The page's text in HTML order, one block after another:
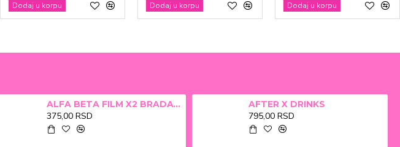
Dodaj u korpu Dodaj u korpu Dodaj u korpu
Dodaj u korpu Dodaj u korpu Dodaj u korpu
ALFA BETA FILM X2 BRADAVICE, KURJE OKO 15ml
375,00 RSD
AFTER X DRINKS
795,00 RSD